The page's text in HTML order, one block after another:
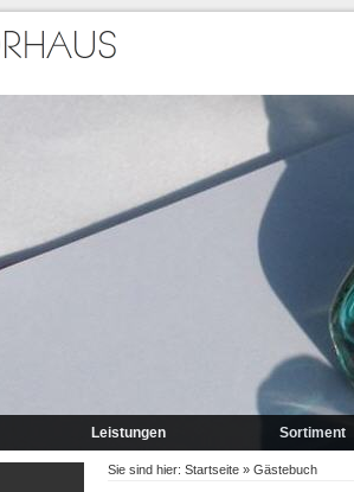
Leistungen
Lieferung
Sortiment
Marmor
Sie sind hier: Startseite » Gästebuch